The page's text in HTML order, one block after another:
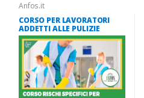
Anfos.it
CORSO PER LAVORATORI
ADDETTI ALLE PULIZIE